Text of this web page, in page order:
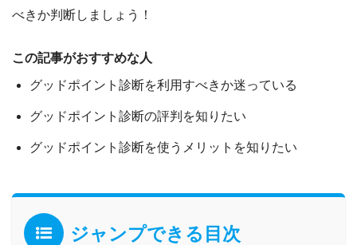
べきか判断しましょう！
この記事がおすすめな人
グッドポイント診断を利用すべきか迷っている
グッドポイント診断の評判を知りたい
グッドポイント診断を使うメリットを知りたい
ジャンプできる目次